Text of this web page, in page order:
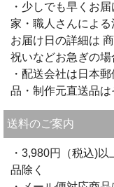
・少しでも早くお
家・職人さんによる
お届け日の詳細は
祝いなどお急ぎの
・配送会社は日本
品・制作元直送品
送料のご案内
・3,980円（税込)
品除く